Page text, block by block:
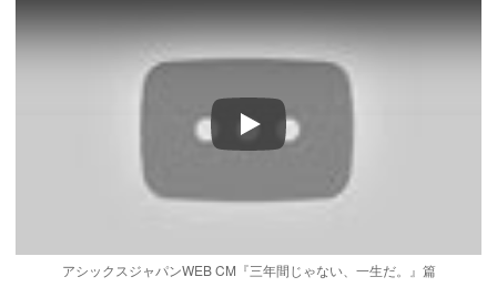
Play
アシックスジャパンWEB CM『三年間じゃない、一生だ。』篇